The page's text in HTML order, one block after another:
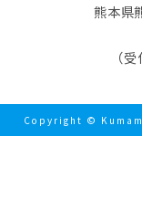
熊本県
（
Copyright ©